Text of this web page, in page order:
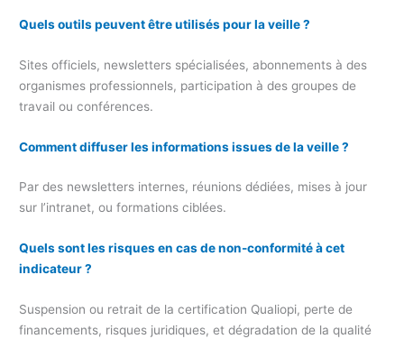
Quels outils peuvent être utilisés pour la veille ?
Sites officiels, newsletters spécialisées, abonnements à des
organismes professionnels, participation à des groupes de
travail ou conférences.
Comment diffuser les informations issues de la veille ?
Par des newsletters internes, réunions dédiées, mises à jour
sur l’intranet, ou formations ciblées.
Quels sont les risques en cas de non-conformité à cet
indicateur ?
Suspension ou retrait de la certification Qualiopi, perte de
financements, risques juridiques, et dégradation de la qualité